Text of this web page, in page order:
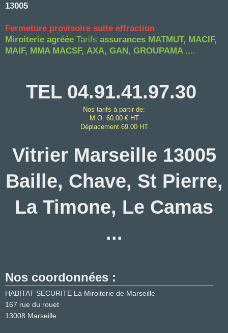
13005
Fermeture provisoire suite effraction
Miroiterie agréée Tarifs assurances MATMUT, MACIF,
MAIF, MMA MACSF, AXA, GAN, GROUPAMA ....
TEL 04.91.41.97.30
Nos tarifs à partir de:
M.O. 60,00 € HT
Déplacement 69.00 HT
Vitrier Marseille 13005
Baille, Chave, St Pierre,
La Timone, Le Camas
...
Nos coordonnées :
HABITAT SECURITE La Miroiterie de Marseille
167 rue du rouet
13008 Marseille